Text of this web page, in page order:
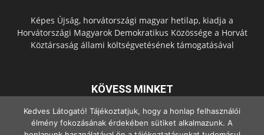
Képes Újság, horvátországi magyar hetilap, kiadja a
Horvátországi Magyarok Demokratikus Közössége a Horvát
Köztársaság állami költségvetésének támogatásával
KÖVESS MINKET
Kedves Látogató! Tájékoztatjuk, hogy a honlap felhasználói
élmény fokozásának érdekében sütiket alkalmazunk. A